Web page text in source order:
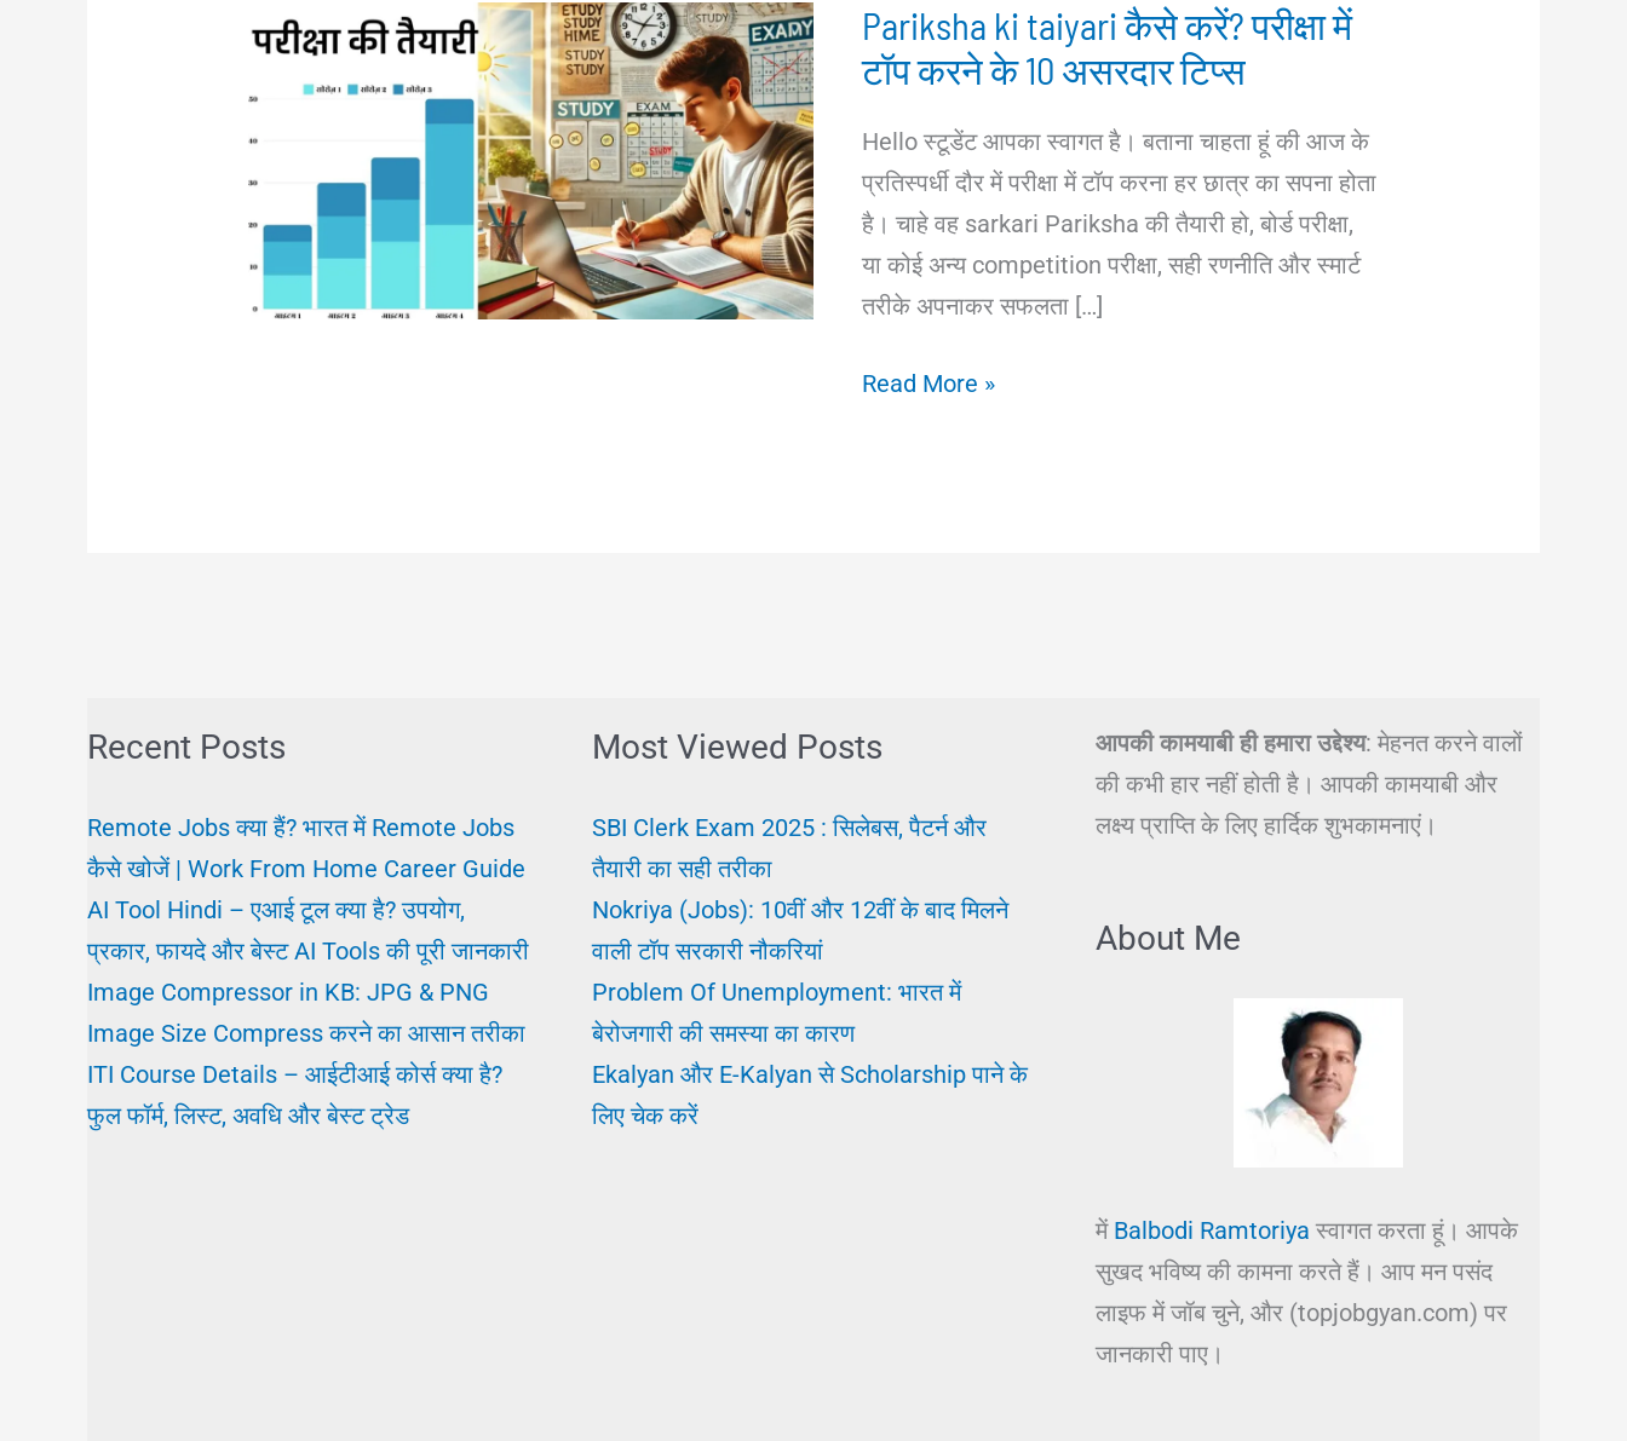
Pariksha ki taiyari कैसे करें? परीक्षा में
टॉप करने के 10 असरदार टिप्स
Hello स्टूडेंट आपका स्वागत है। बताना चाहता हूं की आज के
प्रतिस्पर्धी दौर में परीक्षा में टॉप करना हर छात्र का सपना होता
है। चाहे वह sarkari Pariksha की तैयारी हो, बोर्ड परीक्षा,
या कोई अन्य competition परीक्षा, सही रणनीति और स्मार्ट
तरीके अपनाकर सफलता […]
Pariksha
के
असरदार
Read More »
Recent Posts
Remote Jobs क्या हैं? भारत में Remote Jobs
कैसे खोजें | Work From Home Career Guide
AI Tool Hindi – एआई टूल क्या है? उपयोग,
प्रकार, फायदे और बेस्ट AI Tools की पूरी जानकारी
Image Compressor in KB: JPG & PNG
Image Size Compress करने का आसान तरीका
ITI Course Details – आईटीआई कोर्स क्या है?
फुल फॉर्म, लिस्ट, अवधि और बेस्ट ट्रेड
Most Viewed Posts
SBI Clerk Exam 2025 : सिलेबस, पैटर्न और
तैयारी का सही तरीका
Nokriya (Jobs): 10वीं और 12वीं के बाद मिलने
वाली टॉप सरकारी नौकरियां
Problem Of Unemployment: भारत में
बेरोजगारी की समस्या का कारण
Ekalyan और E-Kalyan से Scholarship पाने के
लिए चेक करें
आपकी कामयाबी ही हमारा उद्देश्य: मेहनत करने वालों
की कभी हार नहीं होती है। आपकी कामयाबी और
लक्ष्य प्राप्ति के लिए हार्दिक शुभकामनाएं।
About Me
में Balbodi Ramtoriya स्वागत करता हूं। आपके
सुखद भविष्य की कामना करते हैं। आप मन पसंद
लाइफ में जॉब चुने, और (topjobgyan.com) पर
जानकारी पाए।